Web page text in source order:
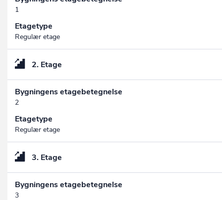
1
Etagetype
Regulær etage
2. Etage
Bygningens etagebetegnelse
2
Etagetype
Regulær etage
3. Etage
Bygningens etagebetegnelse
3